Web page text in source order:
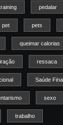
pedalar
pet pets
queimar calorias
ressaca
Saúde
sexo
trabalho